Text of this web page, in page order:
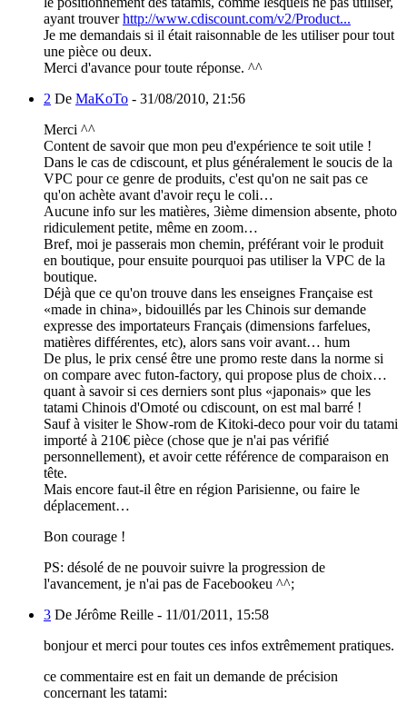
ayant trouverhttp://www.cdiscount.com/v2/Product...
Je me demandais si il était raisonnable de les utiliser pour tout
une pièce ou deux.
Merci d'avance pour toute réponse. ^^
2 De MaKoTo - 31/08/2010, 21:56
Merci ^^
Content de savoir que mon peu d'expérience te soit utile !
Dans le cas de cdiscount, et plus généralement le soucis de la
VPC pour ce genre de produits, c'est qu'on ne sait pas ce
qu'on achète avant d'avoir reçu le coli…
Aucune info sur les matières, 3ième dimension absente, photo
ridiculement petite, même en zoom…
Bref, moi je passerais mon chemin, préférant voir le produit
en boutique, pour ensuite pourquoi pas utiliser la VPC de la
boutique.
Déjà que ce qu'on trouve dans les enseignes Française est
«made in china», bidouillés par les Chinois sur demande
expresse des importateurs Français (dimensions farfelues,
matières différentes, etc), alors sans voir avant… hum
De plus, le prix censé être une promo reste dans la norme si
on compare avec futon-factory, qui propose plus de choix…
quant à savoir si ces derniers sont plus «japonais» que les
tatami Chinois d'Omoté ou cdiscount, on est mal barré !
Sauf à visiter le Show-rom de Kitoki-deco pour voir du tatami
importé à 210€ pièce (chose que je n'ai pas vérifié
personnellement), et avoir cette référence de comparaison en
tête.
Mais encore faut-il être en région Parisienne, ou faire le
déplacement…
Bon courage !
PS: désolé de ne pouvoir suivre la progression de
l'avancement, je n'ai pas de Facebookeu ^^;
3 De Jérôme Reille - 11/01/2011, 15:58
bonjour et merci pour toutes ces infos extrêmement pratiques.
ce commentaire est en fait un demande de précision
concernant les tatami: